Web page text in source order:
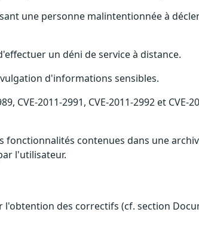
une personne malintentionnée à
un déni de service à distance.
d'informations sensibles.
CVE-2011-2991, CVE-2011-2992 et
fonctionnalités contenues dans une
l'utilisateur.
des correctifs (cf. section